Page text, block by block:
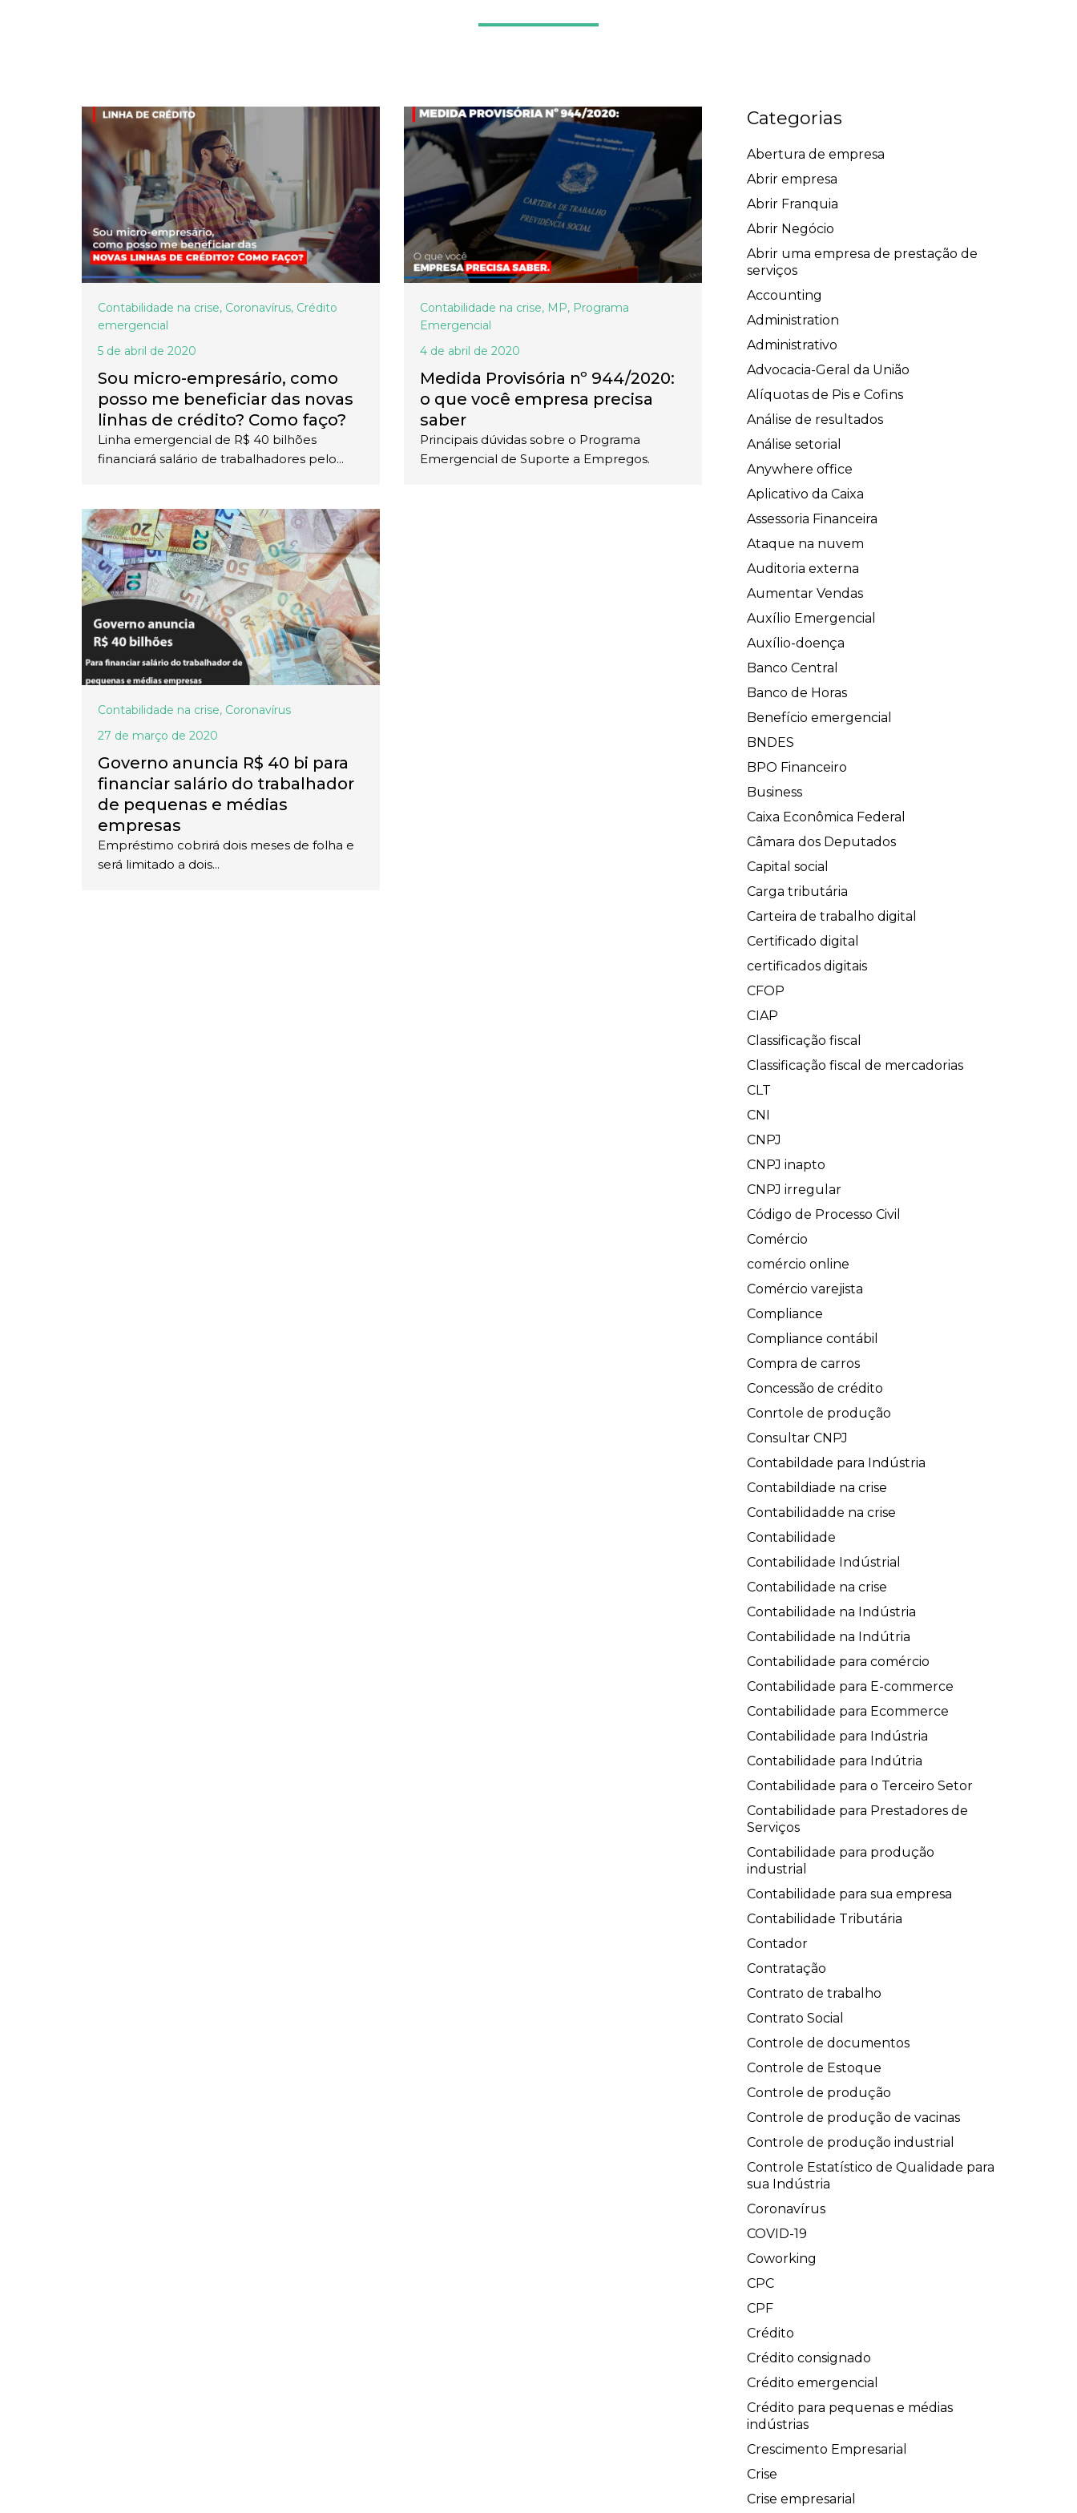
Contabilidade na crise, Coronavírus, Crédito
emergencial
5 de abril de 2020
Sou micro-empresário, como
posso me beneficiar das novas
linhas de crédito? Como faço?
Linha emergencial de R$ 40 bilhões
financiará salário de trabalhadores pelo...
Contabilidade na crise, MP, Programa
Emergencial
4 de abril de 2020
Medida Provisória nº 944/2020:
o que você empresa precisa
saber
Principais dúvidas sobre o Programa
Emergencial de Suporte a Empregos.
Contabilidade na crise, Coronavírus
27 de março de 2020
Governo anuncia R$ 40 bi para
financiar salário do trabalhador
de pequenas e médias
empresas
Empréstimo cobrirá dois meses de folha e
será limitado a dois...
Categorias
Abertura de empresa
Abrir empresa
Abrir Franquia
Abrir Negócio
Abrir uma empresa de prestação de
serviços
Accounting
Administration
Administrativo
Advocacia-Geral da União
Alíquotas de Pis e Cofins
Análise de resultados
Análise setorial
Anywhere office
Aplicativo da Caixa
Assessoria Financeira
Ataque na nuvem
Auditoria externa
Aumentar Vendas
Auxílio Emergencial
Auxílio-doença
Banco Central
Banco de Horas
Benefício emergencial
BNDES
BPO Financeiro
Business
Caixa Econômica Federal
Câmara dos Deputados
Capital social
Carga tributária
Carteira de trabalho digital
Certificado digital
certificados digitais
CFOP
CIAP
Classificação fiscal
Classificação fiscal de mercadorias
CLT
CNI
CNPJ
CNPJ inapto
CNPJ irregular
Código de Processo Civil
Comércio
comércio online
Comércio varejista
Compliance
Compliance contábil
Compra de carros
Concessão de crédito
Conrtole de produção
Consultar CNPJ
Contabildade para Indústria
Contabildiade na crise
Contabilidadde na crise
Contabilidade
Contabilidade Indústrial
Contabilidade na crise
Contabilidade na Indústria
Contabilidade na Indútria
Contabilidade para comércio
Contabilidade para E-commerce
Contabilidade para Ecommerce
Contabilidade para Indústria
Contabilidade para Indútria
Contabilidade para o Terceiro Setor
Contabilidade para Prestadores de
Serviços
Contabilidade para produção
industrial
Contabilidade para sua empresa
Contabilidade Tributária
Contador
Contratação
Contrato de trabalho
Contrato Social
Controle de documentos
Controle de Estoque
Controle de produção
Controle de produção de vacinas
Controle de produção industrial
Controle Estatístico de Qualidade para
sua Indústria
Coronavírus
COVID-19
Coworking
CPC
CPF
Crédito
Crédito consignado
Crédito emergencial
Crédito para pequenas e médias
indústrias
Crescimento Empresarial
Crise
Crise empresarial